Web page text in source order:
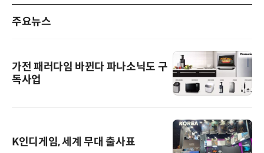
주요뉴스
가전 패러다임 바뀐다 파나소닉도 구
독사업
K인디게임, 세계 무대 출사표